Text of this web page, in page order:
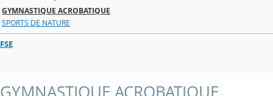
GYMNASTIQUE ACROBATIQUE
SPORTS DE NATURE
FSE